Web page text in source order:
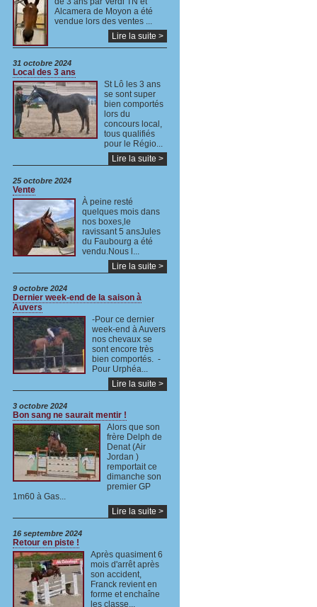
Alcamera de Moyon a été
vendue lors des ventes ...
Lire la suite >
31 octobre 2024
Local des 3 ans
St Lô les 3 ans
se sont super
bien comportés
lors du
concours local,
tous qualifiés
pour le Régio...
Lire la suite >
25 octobre 2024
Vente
À peine resté
quelques mois dans
nos boxes,le
ravissant 5 ansJules
du Faubourg a été
vendu.Nous l...
Lire la suite >
9 octobre 2024
Dernier week-end de la saison à
Auvers
-Pour ce dernier
week-end à Auvers
nos chevaux se
sont encore très
bien comportés. -
Pour Urphéa...
Lire la suite >
3 octobre 2024
Bon sang ne saurait mentir !
Alors que son
frère Delph de
Denat (Air
Jordan )
remportait ce
dimanche son
premier GP
1m60 à Gas...
Lire la suite >
16 septembre 2024
Retour en piste !
Après quasiment 6
mois d'arrêt après
son accident,
Franck revient en
forme et enchaîne
les classe...